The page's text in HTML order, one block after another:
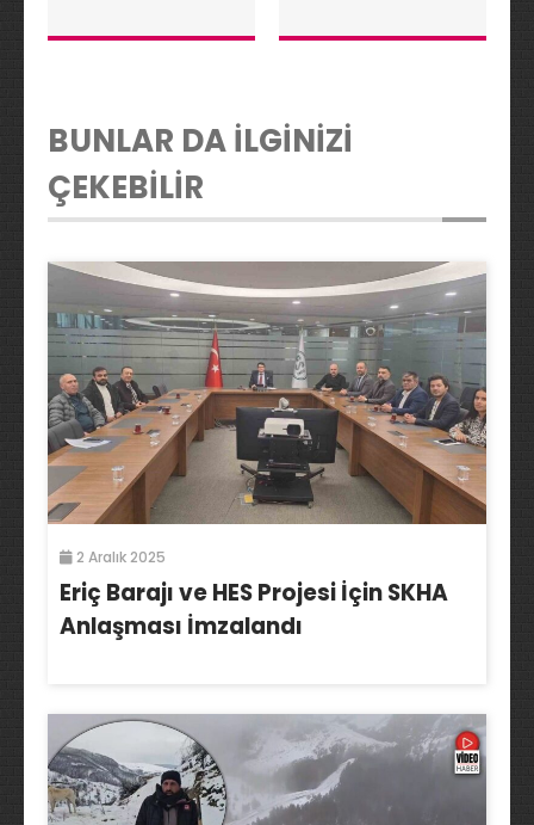
BUNLAR DA İLGİNİZİ
ÇEKEBİLİR
2 Aralık 2025
Eriç Barajı ve HES Projesi İçin SKHA
Anlaşması İmzalandı